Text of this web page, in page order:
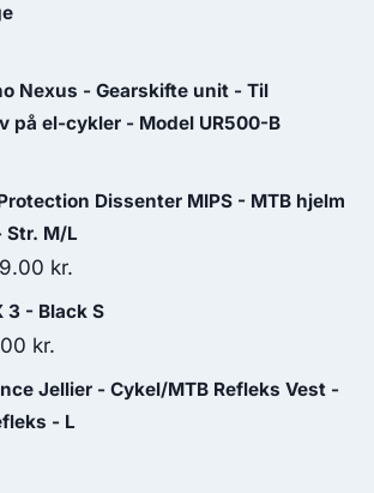
Nexus - Gearskifte unit - Til
på el-cykler - Model UR500-B
Dissenter MIPS - MTB hjelm
Str. M/L
kr.
price
3 - Black S
kr.
Jellier - Cykel/MTB Refleks Vest -
- L